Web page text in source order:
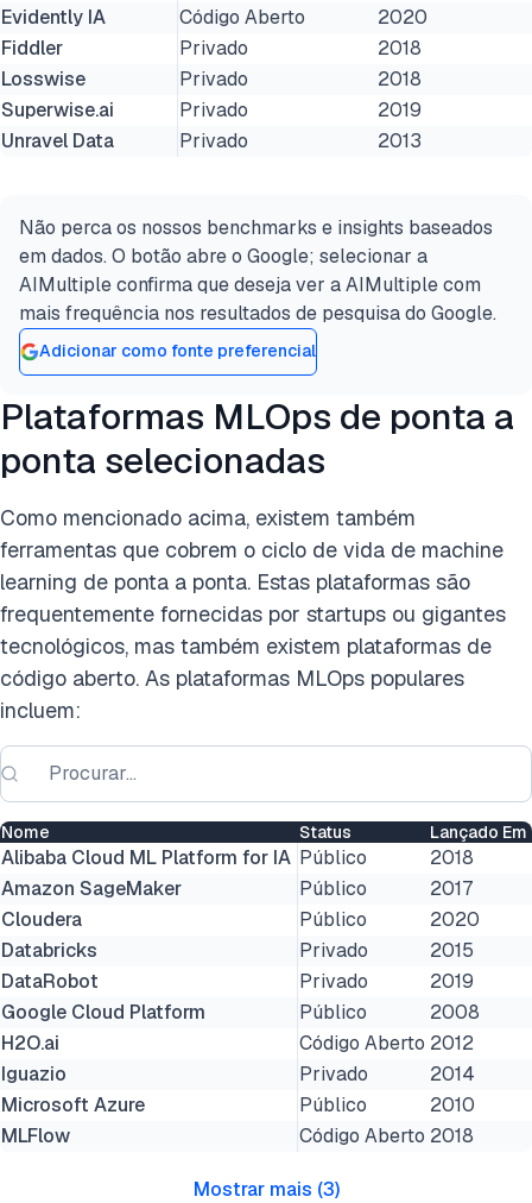
Evidently IA
Código Aberto
2020
Fiddler
Privado
2018
Losswise
Privado
2018
Superwise.ai
Privado
2019
Unravel Data
Privado 2013
Não perca os nossos benchmarks e insights baseados
em dados. O botão abre o Google; selecionar a
AIMultiple confirma que deseja ver a AIMultiple com
mais frequência nos resultados de pesquisa do Google.
Adicionar como fonte preferencial
Plataformas MLOps de ponta a
ponta selecionadas
Como mencionado acima, existem também
ferramentas que cobrem o ciclo de vida de machine
learning de ponta a ponta. Estas plataformas são
frequentemente fornecidas por startups ou gigantes
tecnológicos, mas também existem plataformas de
código aberto. As plataformas MLOps populares
incluem:
Nome Status Lançado Em
Alibaba Cloud ML Platform for IA Público
2018
Amazon SageMaker
Público
2017
Cloudera
Público
2020
Databricks
Privado
2015
DataRobot
Privado
2019
Google Cloud Platform
Público
2008
H2O.ai
Código Aberto 2012
Iguazio
Privado
2014
Microsoft Azure
Público
2010
MLFlow
Código Aberto 2018
Mostrar mais (3)